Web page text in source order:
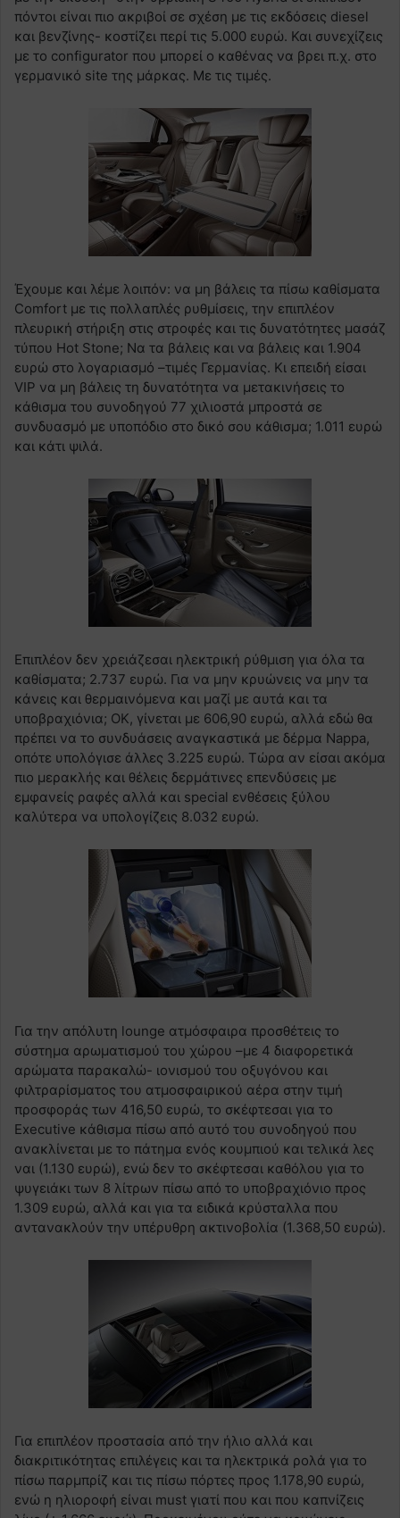
πόντοι είναι πιο ακριβοί σε σχέση με τις εκδόσεις diesel
και βενζίνης- κοστίζει περί τις 5.000 ευρώ. Και συνεχίζεις
με το configurator που μπορεί ο καθένας να βρει π.χ. στο
γερμανικό site της μάρκας. Με τις τιμές.
Έχουμε και λέμε λοιπόν: να μη βάλεις τα πίσω καθίσματα
Comfort με τις πολλαπλές ρυθμίσεις, την επιπλέον
πλευρική στήριξη στις στροφές και τις δυνατότητες μασάζ
τύπου Hot Stone; Να τα βάλεις και να βάλεις και 1.904
ευρώ στο λογαριασμό –τιμές Γερμανίας. Κι επειδή είσαι
VIP να μη βάλεις τη δυνατότητα να μετακινήσεις το
κάθισμα του συνοδηγού 77 χιλιοστά μπροστά σε
συνδυασμό με υποπόδιο στο δικό σου κάθισμα; 1.011 ευρώ
και κάτι ψιλά.
Επιπλέον δεν χρειάζεσαι ηλεκτρική ρύθμιση για όλα τα
καθίσματα; 2.737 ευρώ. Για να μην κρυώνεις να μην τα
κάνεις και θερμαινόμενα και μαζί με αυτά και τα
υποβραχιόνια; ΟΚ, γίνεται με 606,90 ευρώ, αλλά εδώ θα
πρέπει να το συνδυάσεις αναγκαστικά με δέρμα Nappa,
οπότε υπολόγισε άλλες 3.225 ευρώ. Τώρα αν είσαι ακόμα
πιο μερακλής και θέλεις δερμάτινες επενδύσεις με
εμφανείς ραφές αλλά και special ενθέσεις ξύλου
καλύτερα να υπολογίζεις 8.032 ευρώ.
Για την απόλυτη lounge ατμόσφαιρα προσθέτεις το
σύστημα αρωματισμού του χώρου –με 4 διαφορετικά
αρώματα παρακαλώ- ιονισμού του οξυγόνου και
φιλτραρίσματος του ατμοσφαιρικού αέρα στην τιμή
προσφοράς των 416,50 ευρώ, το σκέφτεσαι για το
Executive κάθισμα πίσω από αυτό του συνοδηγού που
ανακλίνεται με το πάτημα ενός κουμπιού και τελικά λες
ναι (1.130 ευρώ), ενώ δεν το σκέφτεσαι καθόλου για το
ψυγειάκι των 8 λίτρων πίσω από το υποβραχιόνιο προς
1.309 ευρώ, αλλά και για τα ειδικά κρύσταλλα που
αντανακλούν την υπέρυθρη ακτινοβολία (1.368,50 ευρώ).
Για επιπλέον προστασία από την ήλιο αλλά και
διακριτικότητας επιλέγεις και τα ηλεκτρικά ρολά για το
πίσω παρμπρίζ και τις πίσω πόρτες προς 1.178,90 ευρώ,
ενώ η ηλιοροφή είναι must γιατί που και που καπνίζεις